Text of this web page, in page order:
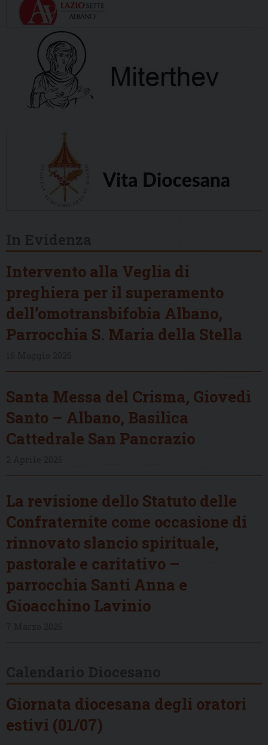
Intervento alla Veglia di
preghiera per il superamento
dell’omotransbifobia Albano,
Parrocchia S. Maria della Stella
Santa Messa del Crisma, Giovedì
Santo – Albano, Basilica
Cattedrale San Pancrazio
La revisione dello Statuto delle
Confraternite come occasione di
rinnovato slancio spirituale,
pastorale e caritativo –
parrocchia Santi Anna e
Gioacchino Lavinio
Giornata diocesana degli oratori
estivi (01/07)